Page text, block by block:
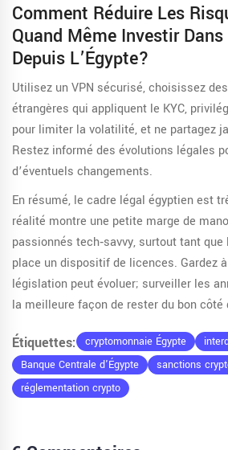
Comment Réduire Les
Quand Même Investir
Depuis L’Égypte?
Utilisez un VPN sécurisé, choisissez
étrangères qui appliquent le KYC,
pour limiter la volatilité, et ne partagez
Restez informé des évolutions légales
d’éventuels changements.
En résumé, le cadre légal égyptien est
réalité montre une petite marge de
passionnés tech‑savvy, surtout tant que
place un dispositif de licences. Gardez
législation peut évoluer; surveiller les
la meilleure façon de rester du bon côté
Étiquettes: cryptomonnaie Égypte
Banque Centrale d'Égypte
sanctions
réglementation crypto